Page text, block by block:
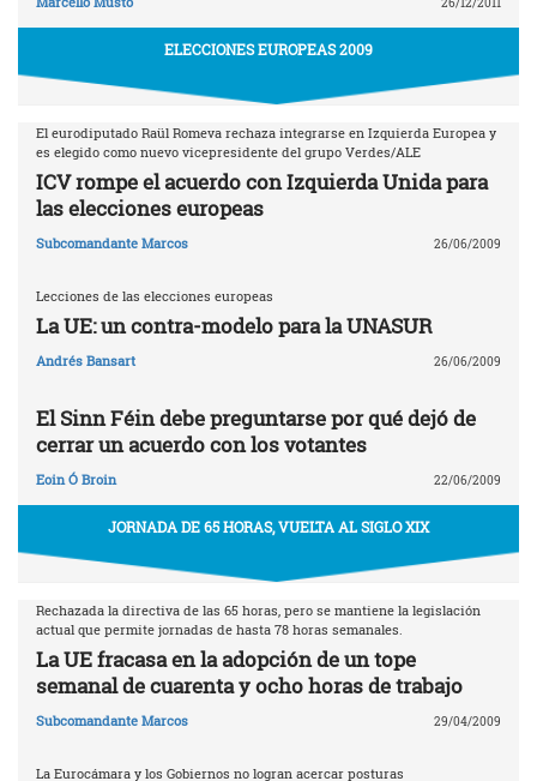
26/12/2011
ELECCIONES EUROPEAS 2009
El eurodiputado Raül Romeva rechaza integrarse en Izquierda Europea y
es elegido como nuevo vicepresidente del grupo Verdes/ALE
ICV rompe el acuerdo con Izquierda Unida para
las elecciones europeas
Subcomandante Marcos 26/06/2009
Lecciones de las elecciones europeas
La UE: un contra-modelo para la UNASUR
Andrés Bansart 26/06/2009
El Sinn Féin debe preguntarse por qué dejó de
cerrar un acuerdo con los votantes
Eoin Ó Broin 22/06/2009
JORNADA DE 65 HORAS, VUELTA AL SIGLO XIX
Rechazada la directiva de las 65 horas, pero se mantiene la legislación
actual que permite jornadas de hasta 78 horas semanales.
La UE fracasa en la adopción de un tope
semanal de cuarenta y ocho horas de trabajo
Subcomandante Marcos 29/04/2009
La Eurocámara y los Gobiernos no logran acercar posturas